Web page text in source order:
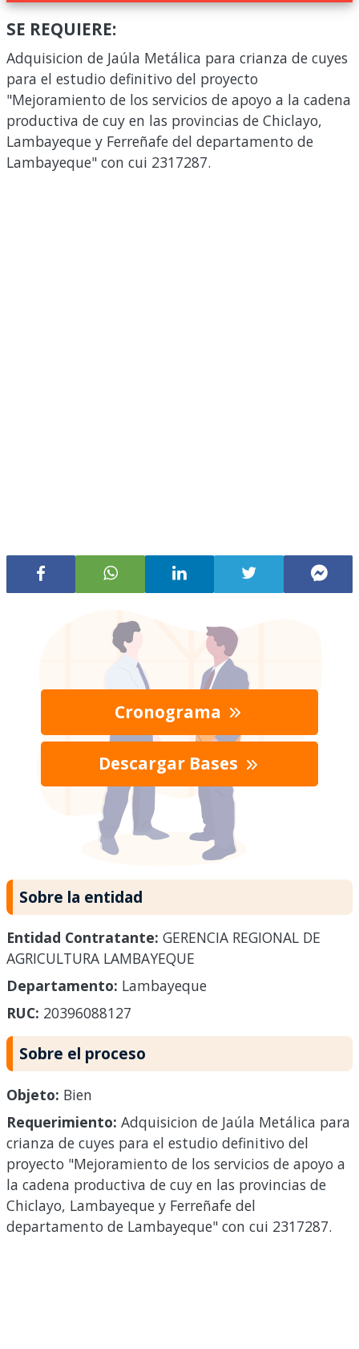
SE REQUIERE:
Adquisicion de Jaúla Metálica para crianza de cuyes
para el estudio definitivo del proyecto
"Mejoramiento de los servicios de apoyo a la cadena
productiva de cuy en las provincias de Chiclayo,
Lambayeque y Ferreñafe del departamento de
Lambayeque" con cui 2317287.
Cronograma
Descargar Bases
Sobre la entidad
Entidad Contratante: GERENCIA REGIONAL DE
AGRICULTURA LAMBAYEQUE
Departamento: Lambayeque
RUC: 20396088127
Sobre el proceso
Objeto: Bien
Requerimiento: Adquisicion de Jaúla Metálica para
crianza de cuyes para el estudio definitivo del
proyecto "Mejoramiento de los servicios de apoyo a
la cadena productiva de cuy en las provincias de
Chiclayo, Lambayeque y Ferreñafe del
departamento de Lambayeque" con cui 2317287.